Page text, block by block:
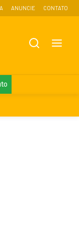
ANUNCIE CONTATO